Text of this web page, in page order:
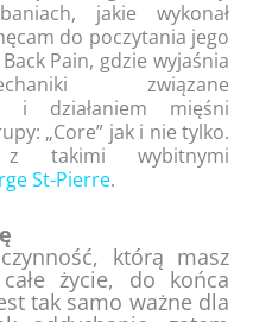
jakie wykonał
do poczytania jego
Pain, gdzie wyjaśnia
związane
i działaniem mięśni
„Core” jak i nie tylko.
z takimi wybitnymi
St-Pierre.
którą masz
życie, do końca
tak samo ważne dla